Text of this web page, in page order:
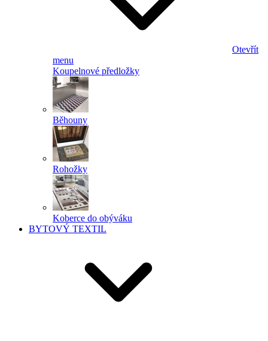
Otevřít
menu
Koupelnové předložky
Běhouny
Rohožky
Koberce do obýváku
BYTOVÝ TEXTIL